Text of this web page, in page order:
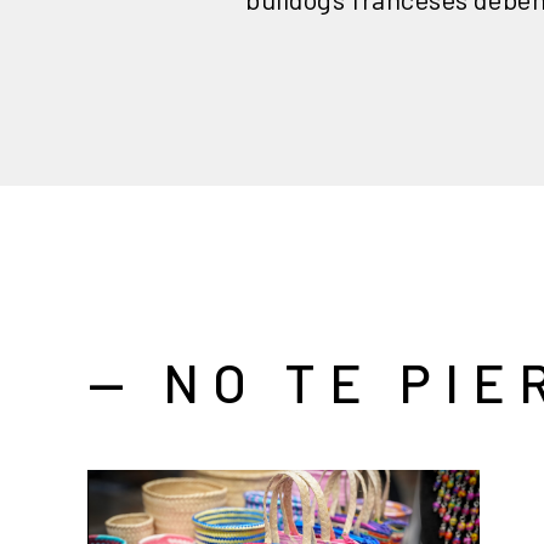
— NO TE